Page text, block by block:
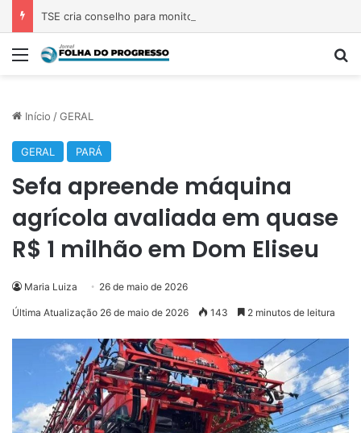
Menu
Início /GERAL
GERAL PARÁ
Sefa apreende máquina
agrícola avaliada em quase
R$ 1 milhão em Dom Eliseu
Maria Luiza 26 de maio de 2026
Última Atualização 26 de maio de 2026 143 2 minutos de leitura